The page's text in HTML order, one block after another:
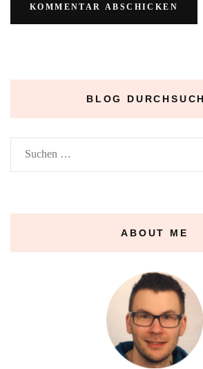
BLOG
Suchen
nach:
ABOUT ME